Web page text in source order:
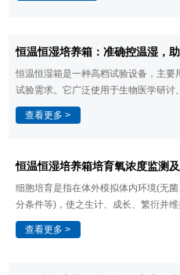
恒温恒湿培养箱：准确控温湿，
恒温恒湿箱是一种高档试验设备，主
试验需求。它广泛使用于生物医学研
查看更多 >
恒温恒湿培养箱​培育氧浓度监测
细胞培育是指在体外模拟体内环境(无
分条件等)，使之生计、成长、繁衍并
查看更多 >